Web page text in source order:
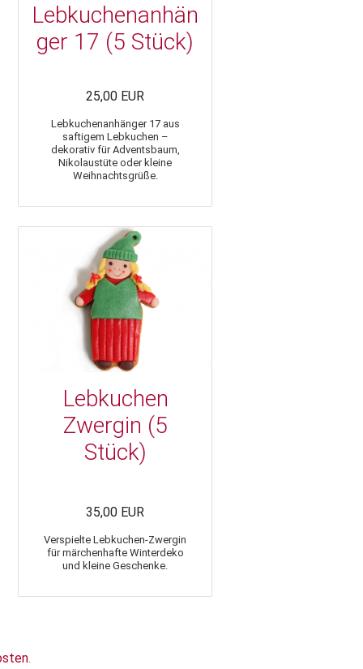
Lebkuchenanhän
ger 17 (5 Stück)
25,00 EUR
Lebkuchenanhänger 17 aus
saftigem Lebkuchen –
dekorativ für Adventsbaum,
Nikolaustüte oder kleine
Weihnachtsgrüße.
Lebkuchen
Zwergin (5
Stück)
35,00 EUR
Verspielte Lebkuchen-Zwergin
für märchenhafte Winterdeko
und kleine Geschenke.